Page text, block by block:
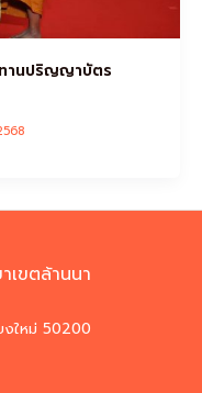
ทานปริญญาบัตร
เขตล้านนา
งใหม่ 50200